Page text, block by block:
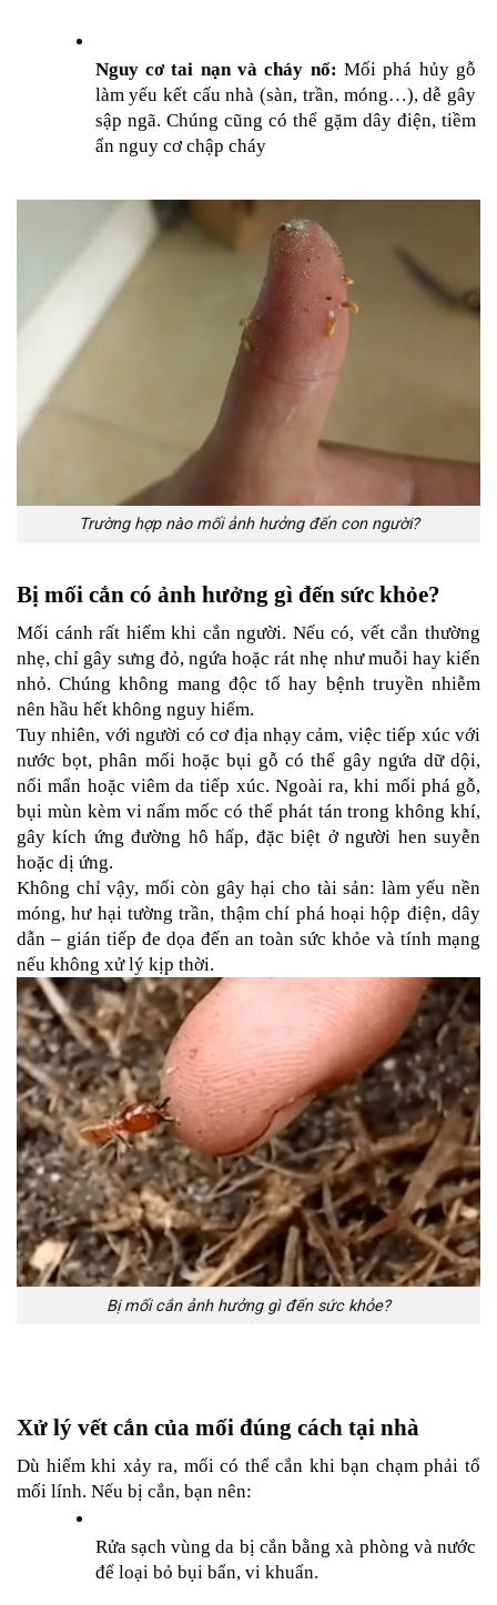
Nguy cơ tai nạn và cháy nổ: Mối phá hủy gỗ
làm yếu kết cấu nhà (sàn, trần, móng…), dễ gây
sập ngã. Chúng cũng có thể gặm dây điện, tiềm
ẩn nguy cơ chập cháy
Trường hợp nào mối ảnh hưởng đến con người?
Bị mối cắn có ảnh hưởng gì đến sức khỏe?
Mối cánh rất hiếm khi cắn người. Nếu có, vết cắn thường
nhẹ, chỉ gây sưng đỏ, ngứa hoặc rát nhẹ như muỗi hay kiến
nhỏ. Chúng không mang độc tố hay bệnh truyền nhiễm
nên hầu hết không nguy hiểm.
Tuy nhiên, với người có cơ địa nhạy cảm, việc tiếp xúc với
nước bọt, phân mối hoặc bụi gỗ có thể gây ngứa dữ dội,
nổi mẩn hoặc viêm da tiếp xúc. Ngoài ra, khi mối phá gỗ,
bụi mùn kèm vi nấm mốc có thể phát tán trong không khí,
gây kích ứng đường hô hấp, đặc biệt ở người hen suyễn
hoặc dị ứng.
Không chỉ vậy, mối còn gây hại cho tài sản: làm yếu nền
móng, hư hại tường trần, thậm chí phá hoại hộp điện, dây
dẫn – gián tiếp đe dọa đến an toàn sức khỏe và tính mạng
nếu không xử lý kịp thời.
Bị mối cắn ảnh hưởng gì đến sức khỏe?
Xử lý vết cắn của mối đúng cách tại nhà
Dù hiếm khi xảy ra, mối có thể cắn khi bạn chạm phải tổ
mối lính. Nếu bị cắn, bạn nên:
Rửa sạch vùng da bị cắn bằng xà phòng và nước
để loại bỏ bụi bẩn, vi khuẩn.